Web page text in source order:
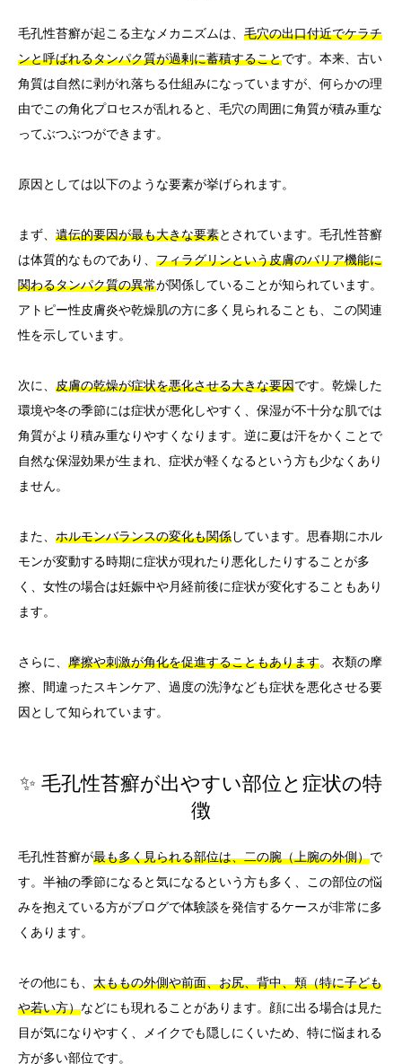
毛孔性苔癬が起こる主なメカニズムは、 毛穴の出口付近でケラチ
ンと呼ばれるタンパク質が過剰に蓄積することです。本来、古い
角質は自然に剥がれ落ちる仕組みになっていますが、何らかの理
由でこの角化プロセスが乱れると、毛穴の周囲に角質が積み重な
ってぶつぶつができます。
原因としては以下のような要素が挙げられます。
まず、 遺伝的要因が最も大きな要素とされています。毛孔性苔癬
は体質的なものであり、 フィラグリンという皮膚のバリア機能に
関わるタンパク質の異常が関係していることが知られています。
アトピー性皮膚炎や乾燥肌の方に多く見られることも、この関連
性を示しています。
次に、 皮膚の乾燥が症状を悪化させる大きな要因です。乾燥した
環境や冬の季節には症状が悪化しやすく、保湿が不十分な肌では
角質がより積み重なりやすくなります。逆に夏は汗をかくことで
自然な保湿効果が生まれ、症状が軽くなるという方も少なくあり
ません。
また、 ホルモンバランスの変化も関係しています。思春期にホル
モンが変動する時期に症状が現れたり悪化したりすることが多
く、女性の場合は妊娠中や月経前後に症状が変化することもあり
ます。
さらに、 摩擦や刺激が角化を促進することもあります。衣類の摩
擦、間違ったスキンケア、過度の洗浄なども症状を悪化させる要
因として知られています。
✨ 毛孔性苔癬が出やすい部位と症状の特
徴
毛孔性苔癬が最も多く見られる部位は、二の腕（上腕の外側）で
す。半袖の季節になると気になるという方も多く、この部位の悩
みを抱えている方がブログで体験談を発信するケースが非常に多
くあります。
その他にも、 太ももの外側や前面、お尻、背中、頬（特に子ども
や若い方）などにも現れることがあります。顔に出る場合は見た
目が気になりやすく、メイクでも隠しにくいため、特に悩まれる
方が多い部位です。